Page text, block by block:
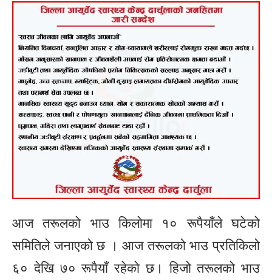
आज तरूलको भाउ किलोमा १० रूपैयाँले घटेको
समितिले जनाएको छ । आज तरूलको भाउ प्रतिकिलो
६० देखि ७० रूपैयाँ रहेको छ। हिजो तरूलको भाउ